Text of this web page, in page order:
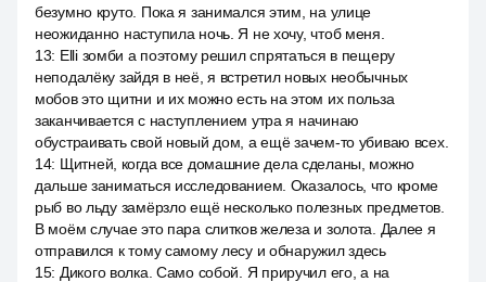
безумно круто. Пока я занимался этим, на улице
неожиданно наступила ночь. Я не хочу, чтоб меня.
13: Elli зомби а поэтому решил спрятаться в пещеру
неподалёку зайдя в неё, я встретил новых необычных
мобов это щитни и их можно есть на этом их польза
заканчивается с наступлением утра я начинаю
обустраивать свой новый дом, а ещё зачем-то убиваю всех.
14: Щитней, когда все домашние дела сделаны, можно
дальше заниматься исследованием. Оказалось, что кроме
рыб во льду замёрзло ещё несколько полезных предметов.
В моём случае это пара слитков железа и золота. Далее я
отправился к тому самому лесу и обнаружил здесь
15: Дикого волка. Само собой. Я приручил его, а на